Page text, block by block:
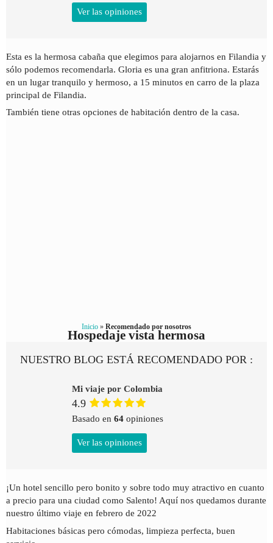
Ver las opiniones
Esta es la hermosa cabaña que elegimos para alojarnos en Filandia y
sólo podemos recomendarla. Gloria es una gran anfitriona. Estarás
en un lugar tranquilo y hermoso, a 15 minutos en carro de la plaza
principal de Filandia.
También tiene otras opciones de habitación dentro de la casa.
Inicio » Recomendado por nosotros
Hospedaje vista hermosa
NUESTRO BLOG ESTÁ RECOMENDADO POR :
Mi viaje por Colombia
4.9
Basado en 64 opiniones
Ver las opiniones
¡Un hotel sencillo pero bonito y sobre todo muy atractivo en cuanto
a precio para una ciudad como Salento! Aquí nos quedamos durante
nuestro último viaje en febrero de 2022
Habitaciones básicas pero cómodas, limpieza perfecta, buen